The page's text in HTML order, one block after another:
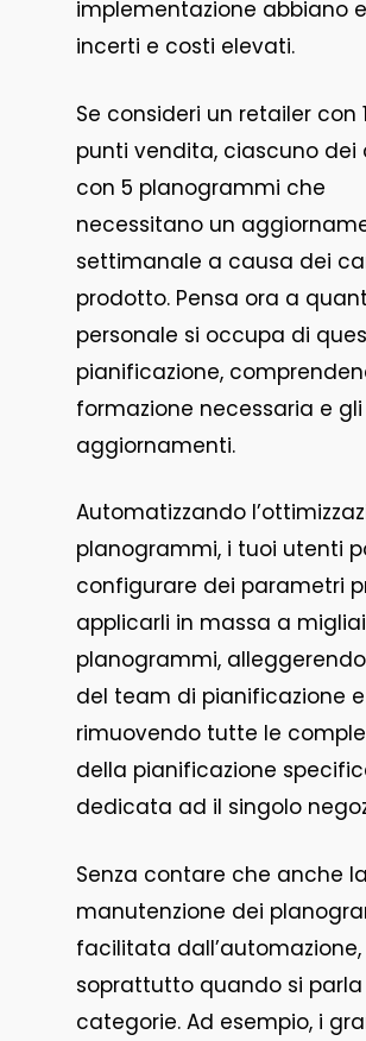
implementazione abbiano
incerti e costi elevati.
Se consideri un retailer con
punti vendita, ciascuno dei
con 5 planogrammi che
necessitano un
settimanale a causa dei
prodotto. Pensa ora a
personale si occupa di
pianificazione,
formazione necessaria e gli
aggiornamenti.
Automatizzando
planogrammi, i tuoi utenti
configurare dei parametri
applicarli in massa a
planogrammi,
del team di pianificazione e
rimuovendo tutte le
della pianificazione
dedicata ad il singolo
Senza contare che anche la
manutenzione dei
facilitata dall’automazione,
soprattutto quando si
categorie. Ad esempio, i